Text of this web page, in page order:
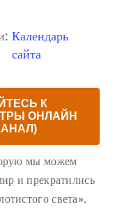
Календарь
сайта
К
ОНЛАЙН
мы можем
и прекратились
света».